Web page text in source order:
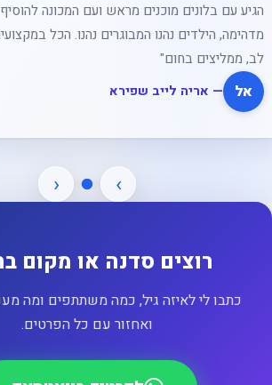
הגיע עם בלונים מוכנים מראש ועם המכונה להוסיף
מדהימה, הילדים נהנו המבוגרים נהנו. הכל
לב, ממליצים בחום"
אל — אריה לייב שפירא
›
‹
רוצים סדנה או מקום
כתבו לי לאיזה גיל, כמה משתתפים ומה
ואחזור עם כל הפרטים.